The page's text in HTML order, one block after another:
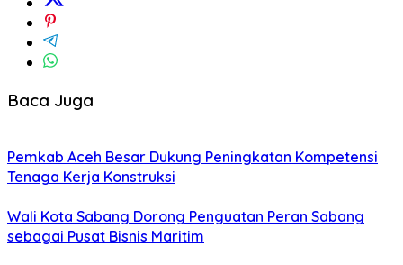
Baca Juga
Pemkab Aceh Besar Dukung Peningkatan Kompetensi
Tenaga Kerja Konstruksi
Wali Kota Sabang Dorong Penguatan Peran Sabang
sebagai Pusat Bisnis Maritim